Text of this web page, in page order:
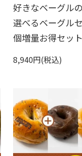
好きなベーグル
選べるベーグル
個増量お得セット
8,940円(税込)